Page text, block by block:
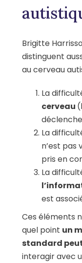
Brigitte
distinguent
au cerveau
La
cerveau
La
n’est pas
pris en
La
est
Ces éléments
quel point un
standard
interagir avec